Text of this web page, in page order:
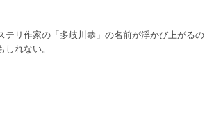
テリ作家の「多岐川恭」の名前が浮かび上がるの
れない。